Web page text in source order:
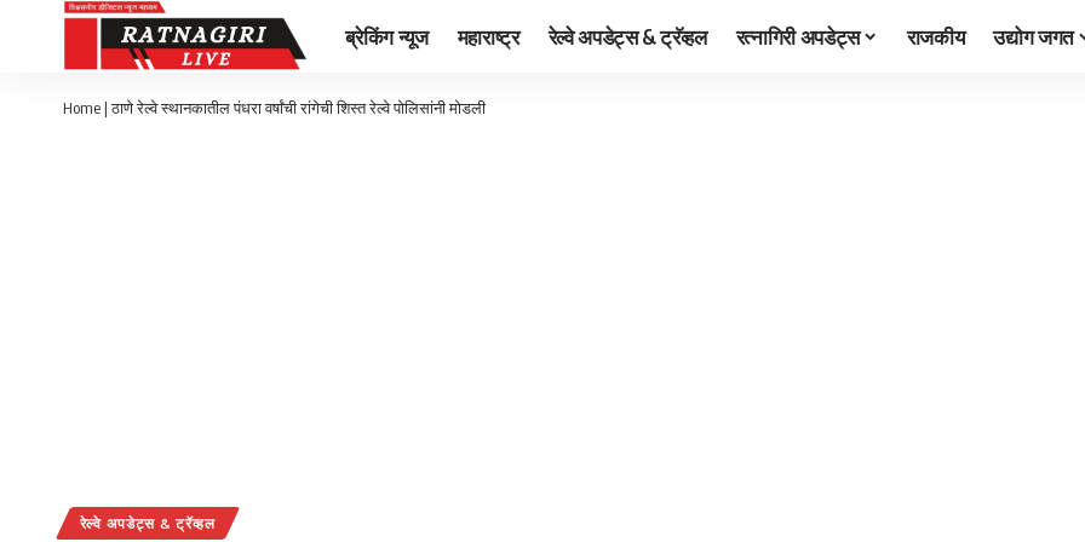
ब्रेकिंग न्यूज महाराष्ट्र रेल्वे अपडेट्स & ट्रॅव्हल रत्नागिरी अपडेट्स राजकीय उद्योग जगत
Home |ठाणे रेल्वे स्थानकातील पंधरा वर्षांची रांगेची शिस्त रेल्वे पोलिसांनी मोडली
रेल्वे अपडेट्स & ट्रॅव्हल